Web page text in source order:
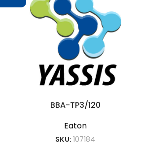
BBA-TP3/120
Eaton
SKU:107184